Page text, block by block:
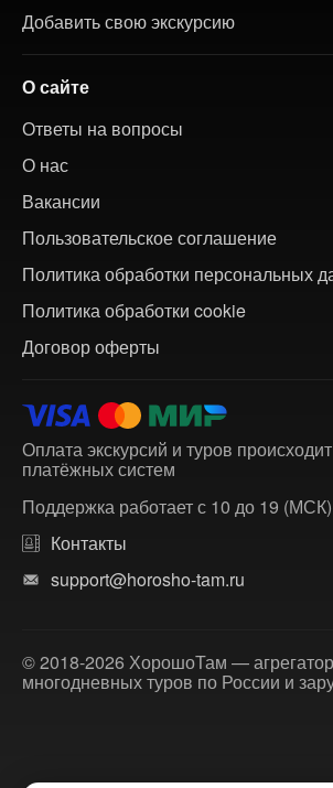
Добавить свою экскурсию
О сайте
Ответы на вопросы
О нас
Вакансии
Пользовательское соглашение
Политика обработки персональных
Политика обработки cookie
Договор оферты
Оплата экскурсий и туров
платёжных систем
Поддержка работает с 10 до 19 (МСК)
Контакты
support@horosho-tam.ru
© 2018-2026 ХорошоТам — агрегатор
многодневных туров по России и